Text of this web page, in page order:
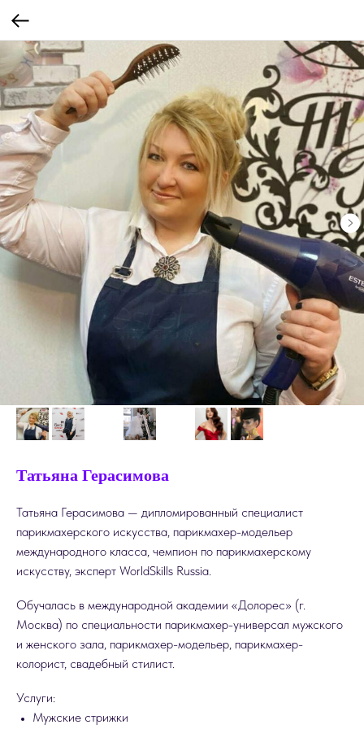
Татьяна Герасимова
Татьяна Герасимова — дипломированный специалист
парикмахерского искусства, парикмахер-модельер
международного класса, чемпион по парикмахерскому
искусству, эксперт WorldSkills Russia.
Обучалась в международной академии «Долорес» (г.
Москва) по специальности парикмахер-универсал мужского
и женского зала, парикмахер-модельер, парикмахер-
колорист, свадебный стилист.
Услуги:
Мужские стрижки